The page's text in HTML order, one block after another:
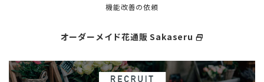
機能改善の依頼
オーダーメイド花通販 Sakaseru select_window